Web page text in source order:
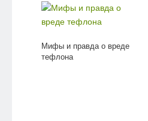
Мифы и правда о вреде
тефлона